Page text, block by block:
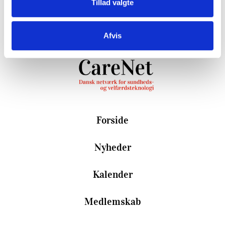
Tillad valgte
Afvis
Forside
Nyheder
Kalender
Medlemskab